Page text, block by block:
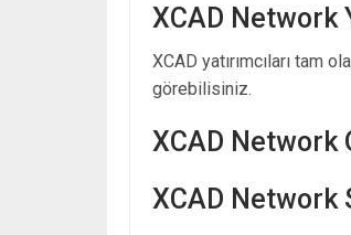
XCAD Network
XCAD yatırımcıları tam
görebilisiniz.
XCAD Network
XCAD Network